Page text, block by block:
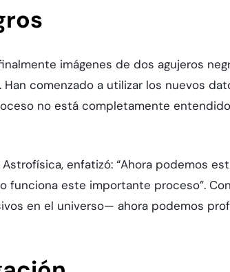
imágenes de dos agujeros
comenzado a utilizar los nuevos
no está completamente
enfatizó: “Ahora podemos
este importante proceso”.
en el universo— ahora podemos